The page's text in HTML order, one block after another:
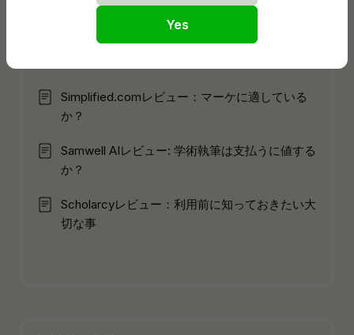
Jasper AIレビュー: 利用開始前に必読事項確認
EssayGenius AIレビュー：パフォーマンスへの
Simplified.comレビュー：マーケに適している
か？
Samwell AIレビュー: 学術執筆は支払うに値する
か？
Scholarcyレビュー：利用前に知っておきたい大
切な事
Yes